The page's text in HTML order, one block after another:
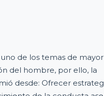
de los temas de mayor
del hombre, por ello, la
desde: Ofrecer